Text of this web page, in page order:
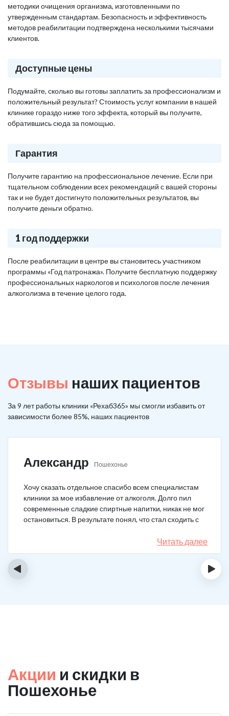
методики очищения организма, изготовленными по
утвержденным стандартам. Безопасность и эффективность
методов реабилитации подтверждена несколькими тысячами
клиентов.
Доступные цены
Подумайте, сколько вы готовы заплатить за профессионализм и
положительный результат? Стоимость услуг компании в нашей
клинике гораздо ниже того эффекта, который вы получите,
обратившись сюда за помощью.
Гарантия
Получите гарантию на профессиональное лечение. Если при
тщательном соблюдении всех рекомендаций с вашей стороны
так и не будет достигнуто положительных результатов, вы
получите деньги обратно.
1 год поддержки
После реабилитации в центре вы становитесь участником
программы «Год патронажа». Получите бесплатную поддержку
профессиональных наркологов и психологов после лечения
алкоголизма в течение целого года.
Отзывы наших пациентов
За 9 лет работы клиники «Рехаб365» мы смогли избавить от
зависимости более 85%, наших пациентов
Александр Пошехонье
Хочу сказать отдельное спасибо всем специалистам
клиники за мое избавление от алкоголя. Долго пил
современные сладкие спиртные напитки, никак не мог
остановиться. В результате понял, что стал сходить с
ума. Каждый день не мог без выпивки. Когда осознал,
понял, что надо что-то в своей жизни менять. Нашел
телефон клиники в интернете, сразу приехал и
Читать далее
‹ ›
Акции и скидки в
Пошехонье